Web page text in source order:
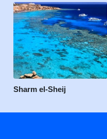
Sharm el-Sheij